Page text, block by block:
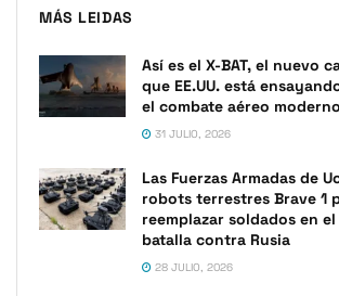
MÁS LEIDAS
Así es el X-BAT, el nuevo
que EE.UU. está
el combate aéreo moderno
31 JULIO, 2026
Las Fuerzas Armadas de
robots terrestres Brave 1
reemplazar soldados en
batalla contra Rusia
28 JULIO, 2026